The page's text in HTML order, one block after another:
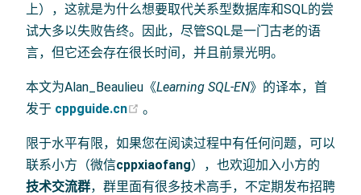
上），这就是为什么想要取代关系型数据库和SQL的尝
试大多以失败告终。因此，尽管SQL是一门古老的语
言，但它还会存在很长时间，并且前景光明。
本文为Alan_Beaulieu《Learning SQL-EN》的译本，首
发于 cppguide.cn (opens new window)
。
限于水平有限，如果您在阅读过程中有任何问题，可以
联系小方（微信cppxiaofang），也欢迎加入小方的
技术交流群，群里面有很多技术高手，不定期发布招聘